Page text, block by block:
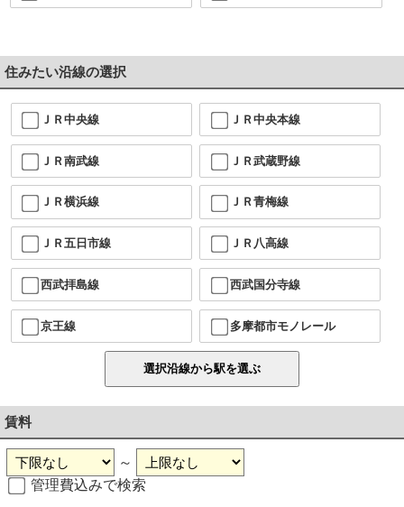
住みたい沿線の選択
ＪＲ中央線 ＪＲ中央本線
ＪＲ南武線 ＪＲ武蔵野線
ＪＲ横浜線 ＪＲ青梅線
ＪＲ五日市線 ＪＲ八高線
西武拝島線 西武国分寺線
京王線 多摩都市モノレール
賃料
～
管理費込みで検索